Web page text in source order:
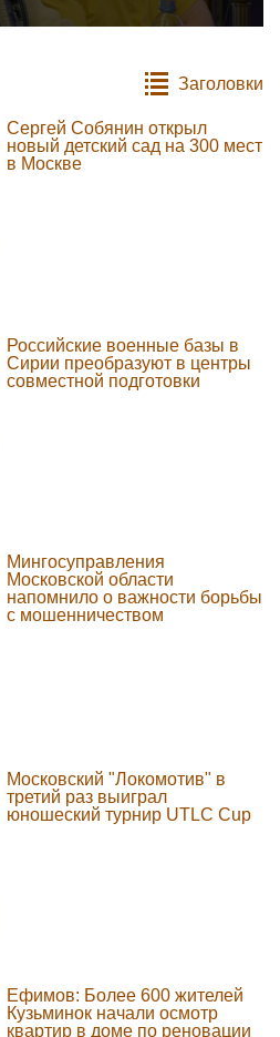
Заголовки
Сергей Собянин открыл
новый детский сад на 300 мест
в Москве
Российские военные базы в
Сирии преобразуют в центры
совместной подготовки
Мингосуправления
Московской области
напомнило о важности борьбы
с мошенничеством
Московский "Локомотив" в
третий раз выиграл
юношеский турнир UTLC Cup
Ефимов: Более 600 жителей
Кузьминок начали осмотр
квартир в доме по реновации